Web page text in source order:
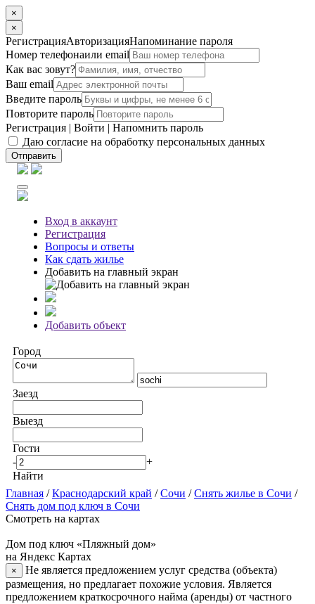
×
×
РегистрацияАвторизацияНапоминание пароля
Номер телефонаили email
Как вас зовут?
Ваш email
Введите пароль
Повторите пароль
Регистрация | Войти | Напомнить пароль
Даю согласие на обработку персональных данных
Отправить
Вход в аккаунт
Регистрация
Вопросы и ответы
Как сдать жилье
Добавить на главный экран
Добавить объект
Город
Заезд
Выезд
Гости
-
+
Найти
Главная /Краснодарский край /Сочи /Снять жилье в Сочи /
Снять дом под ключ в Сочи
Смотреть на картах
Дом под ключ «Пляжный дом»
на Яндекс Картах
×
Не является предложением услуг средства (объекта)
размещения, но предлагает похожие условия. Является
предложением краткосрочного найма (аренды) от частного